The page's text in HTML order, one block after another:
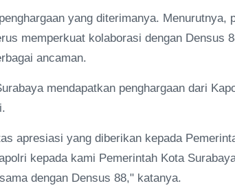
yang diterimanya. Menurutnya,
memperkuat kolaborasi dengan Densus
ancaman.
mendapatkan penghargaan dari
apresiasi yang diberikan kepada
kepada kami Pemerintah Kota
dengan Densus 88," katanya.